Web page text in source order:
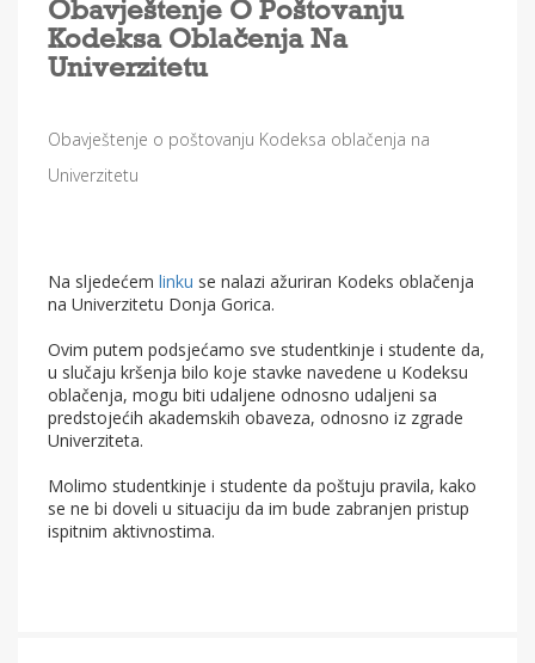
Obavještenje O Poštovanju
Kodeksa Oblačenja Na
Univerzitetu
Obavještenje o poštovanju Kodeksa oblačenja na
Univerzitetu
Na sljedećem linku se nalazi ažuriran Kodeks oblačenja
na Univerzitetu Donja Gorica.
Ovim putem podsjećamo sve studentkinje i studente da,
u slučaju kršenja bilo koje stavke navedene u Kodeksu
oblačenja, mogu biti udaljene odnosno udaljeni sa
predstojećih akademskih obaveza, odnosno iz zgrade
Univerziteta.
Molimo studentkinje i studente da poštuju pravila, kako
se ne bi doveli u situaciju da im bude zabranjen pristup
ispitnim aktivnostima.